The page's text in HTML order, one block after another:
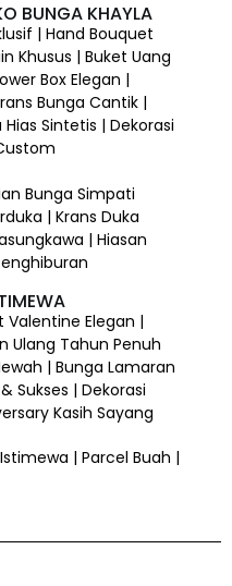
BUNGA KHAYLA
| Hand Bouquet
Khusus | Buket Uang
Box Elegan |
Bunga Cantik |
Sintetis | Dekorasi
Bunga Simpati
| Krans Duka
| Hiasan
Valentine Elegan |
Ulang Tahun Penuh
| Bunga Lamaran
Sukses | Dekorasi
Kasih Sayang
| Parcel Buah |